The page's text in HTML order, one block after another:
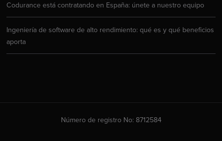
Codurance está contratando en España: únete a nuestro equipo
Ingeniería de software de alto rendimiento: qué es y qué beneficios
aporta
Número de registro No: 8712584